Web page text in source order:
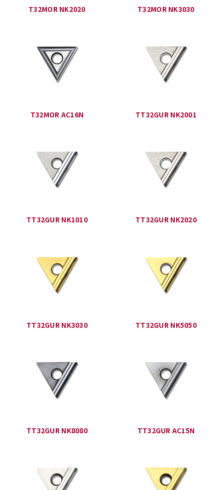
T32MOR NK2020 T32MOR NK3030
T32MOR AC16N TT32GUR NK2001
TT32GUR NK1010 TT32GUR NK2020
TT32GUR NK3030 TT32GUR NK5050
TT32GUR NK8080 TT32GUR AC15N